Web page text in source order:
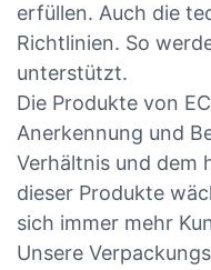
erfüllen. Auch die
Richtlinien. So
unterstützt.
Die Produkte von
Anerkennung und
Verhältnis und dem
dieser Produkte
sich immer mehr
Unsere